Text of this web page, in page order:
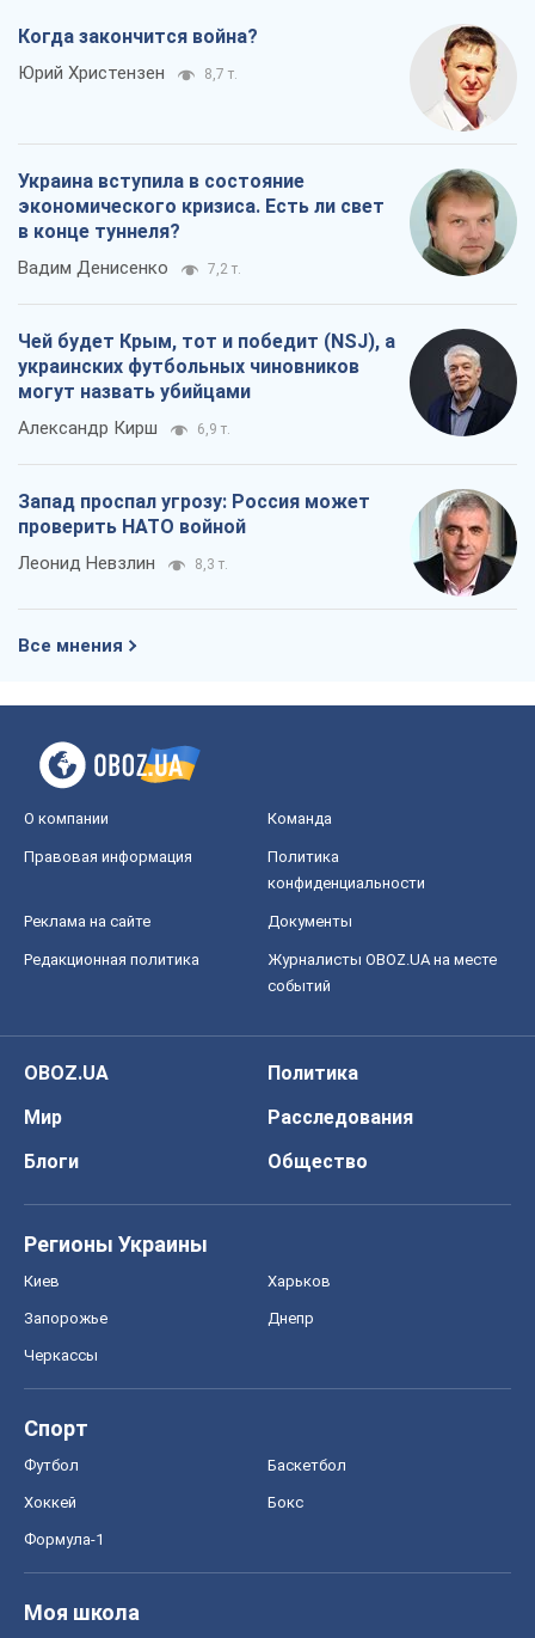
Когда закончится война?
Юрий Христензен 8,7 т.
Украина вступила в состояние
экономического кризиса. Есть ли свет
в конце туннеля?
Вадим Денисенко 7,2 т.
Чей будет Крым, тот и победит (NSJ), а
украинских футбольных чиновников
могут назвать убийцами
Александр Кирш 6,9 т.
Запад проспал угрозу: Россия может
проверить НАТО войной
Леонид Невзлин 8,3 т.
Все мнения
О компании Команда
Правовая информация
Политика
конфиденциальности
Реклама на сайте Документы
Редакционная политика
Журналисты OBOZ.UA на месте
событий
OBOZ.UA
Политика
Мир
Расследования
Блоги
Общество
Регионы Украины
Киев Харьков
Запорожье Днепр
Черкассы
Спорт
Футбол Баскетбол
Хоккей Бокс
Формула-1
Моя школа